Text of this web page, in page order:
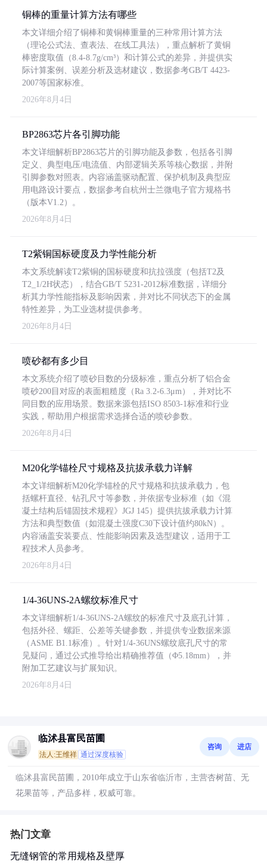
铜棒的重量计算方法有哪些
本文详细介绍了铜棒和黄铜棒重量的三种常用计算方法
（理论公式法、查表法、在线工具法），重点解析了黄铜
棒密度取值（8.4-8.7g/cm³）和计算公式的差异，并提供实
际计算案例、误差分析及选材建议，数据参考GB/T 4423-
2007等国家标准。
2026年8月4日
BP2863芯片各引脚功能
本文详细解析BP2863芯片的引脚功能及参数，包括各引脚
定义、典型电压/电流值、内部逻辑关系等核心数据，并附
引脚参数对照表。内容涵盖驱动配置、保护机制及典型应
用电路设计要点，数据参考自杭州士兰微电子官方规格书
（版本V1.2）。
2026年8月4日
T2紫铜国标硬度及力学性能分析
本文系统解读T2紫铜的国标硬度和抗拉强度（包括T2及
T2_1/2H状态），结合GB/T 5231-2012标准数据，详细分
析其力学性能指标及影响因素，并对比不同状态下的金属
特性差异，为工业选材提供参考。
2026年8月4日
喷砂都有多少目
本文系统介绍了喷砂目数的分级标准，重点分析了铝合金
喷砂200目对应的表面粗糙度（Ra 3.2-6.3μm），并对比不
同目数的应用场景。数据来源包括ISO 8503-1标准和行业
实践，帮助用户根据需求选择合适的喷砂参数。
2026年8月4日
M20化学锚栓尺寸规格及抗拔承载力详解
本文详细解析M20化学锚栓的尺寸规格和抗拔承载力，包
括螺杆直径、钻孔尺寸等参数，并依据专业标准（如《混
凝土结构后锚固技术规程》JGJ 145）提供抗拔承载力计算
方法和典型数值（如混凝土强度C30下设计值约80kN）。
内容涵盖安装要点、性能影响因素及选型建议，适用于工
程技术人员参考。
2026年8月4日
1/4-36UNS-2A螺纹标准尺寸
本文详细解析1/4-36UNS-2A螺纹的标准尺寸及底孔计算，
包括外径、螺距、公差等关键参数，并提供专业数据来源
（ASME B1.1标准）。针对1/4-36UNS螺纹底孔尺寸的常
见疑问，通过公式推导给出精确推荐值（Φ5.18mm），并
附加工艺建议与扩展知识。
2026年8月4日
临沭县富民苗圃
法人:王维祥 通过深度核验
咨询 进店
临沭县富民苗圃，2010年成立于山东省临沂市，主营杏树苗、无
花果苗等，产品多样，权威可靠。
热门文章
无缝钢管的常用规格及壁厚